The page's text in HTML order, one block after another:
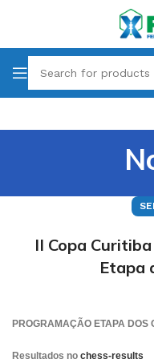
II Copa
Etapa
PROGRAMAÇÃO ETAPA DOS
Resultados no chess-results